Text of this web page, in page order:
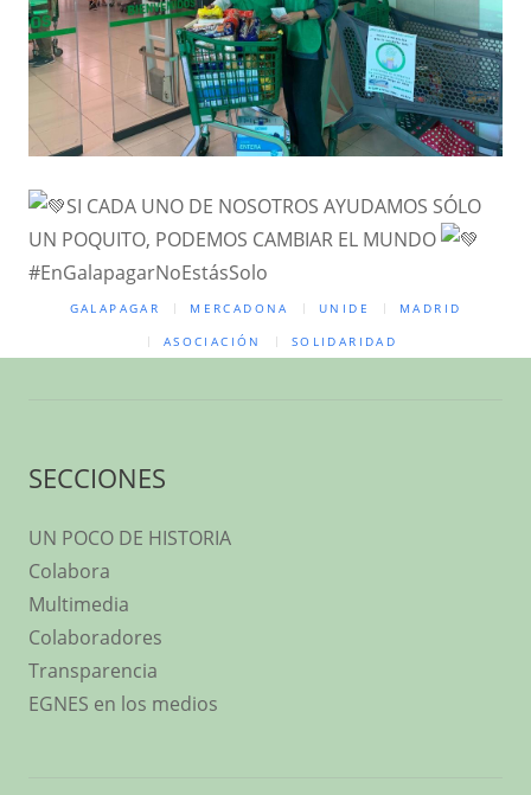
SI CADA UNO DE NOSOTROS AYUDAMOS SÓLO
UN POQUITO, PODEMOS CAMBIAR EL MUNDO
#EnGalapagarNoEstásSolo
GALAPAGAR MERCADONA UNIDE MADRID
ASOCIACIÓN SOLIDARIDAD
SECCIONES
UN POCO DE HISTORIA
Colabora
Multimedia
Colaboradores
Transparencia
EGNES en los medios